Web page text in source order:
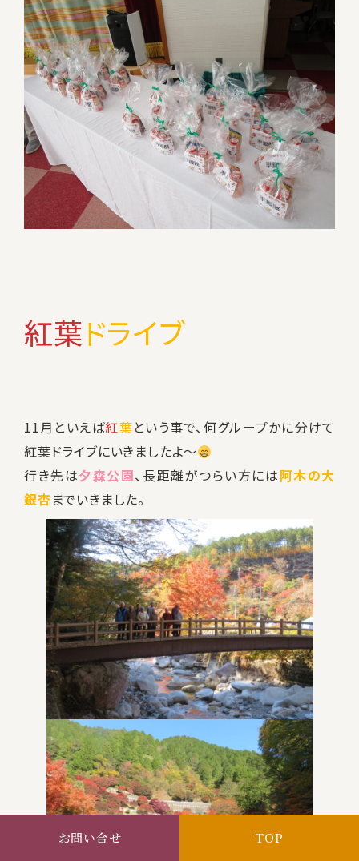
お問い合せ TOP
紅葉ドライブ
11月といえば紅葉という事で、何グループかに分けて
紅葉ドライブにいきましたよ～
行き先は夕森公園、長距離がつらい方には阿木の大
銀杏までいきました。